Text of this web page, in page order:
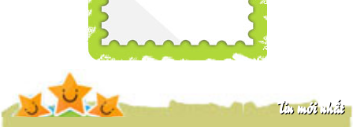
Tin mới nhất